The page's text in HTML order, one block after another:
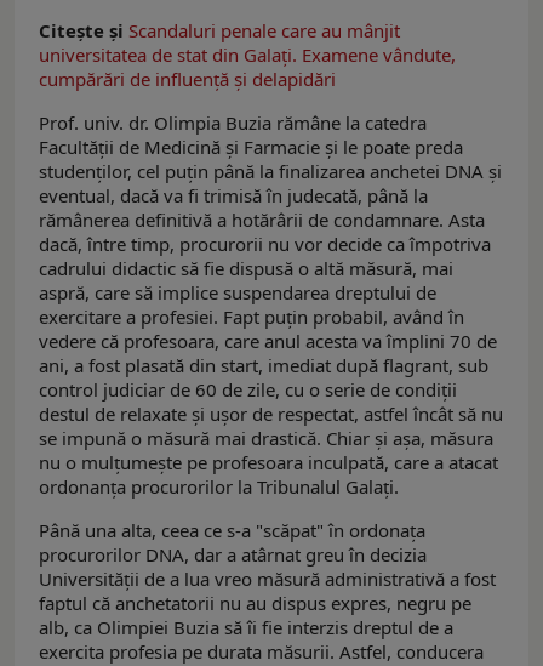
Citește și Scandaluri penale care au mânjit
universitatea de stat din Galați. Examene vândute,
cumpărări de influență și delapidări
Prof. univ. dr. Olimpia Buzia rămâne la catedra
Facultății de Medicină și Farmacie și le poate preda
studenților, cel puțin până la finalizarea anchetei DNA și
eventual, dacă va fi trimisă în judecată, până la
rămânerea definitivă a hotărârii de condamnare. Asta
dacă, între timp, procurorii nu vor decide ca împotriva
cadrului didactic să fie dispusă o altă măsură, mai
aspră, care să implice suspendarea dreptului de
exercitare a profesiei. Fapt puțin probabil, având în
vedere că profesoara, care anul acesta va împlini 70 de
ani, a fost plasată din start, imediat după flagrant, sub
control judiciar de 60 de zile, cu o serie de condiții
destul de relaxate și ușor de respectat, astfel încât să nu
se impună o măsură mai drastică. Chiar și așa, măsura
nu o mulțumește pe profesoara inculpată, care a atacat
ordonanța procurorilor la Tribunalul Galați.
Până una alta, ceea ce s-a "scăpat" în ordonața
procurorilor DNA, dar a atârnat greu în decizia
Universității de a lua vreo măsură administrativă a fost
faptul că anchetatorii nu au dispus expres, negru pe
alb, ca Olimpiei Buzia să îi fie interzis dreptul de a
exercita profesia pe durata măsurii. Astfel, conducera